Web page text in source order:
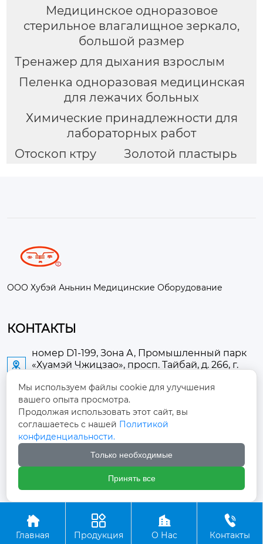
Медицинское одноразовое
стерильное влагалищное зеркало,
большой размер
Тренажер для дыхания взрослым
Пеленка одноразовая медицинская
для лежачих больных
Химические принадлежности для
лабораторных работ
Отоскоп ктру
Золотой пластырь
ООО Хубэй Аньнин Медицинские Оборудование
КОНТАКТЫ

номер D1-199, Зона А, Промышленный парк
«Хуамэй Чжицзао», просп. Тайбай, д. 266, г.
 2673889948@qq.com
+86-13705274289
+86-19084124289
Оборудование

Главная

Продукция

О Нас

Контакты
Мы используем файлы cookie для улучшения
вашего опыта просмотра.
Продолжая использовать этот сайт, вы
соглашаетесь с нашей Политикой
конфиденциальности.
Только необходимые
Принять все